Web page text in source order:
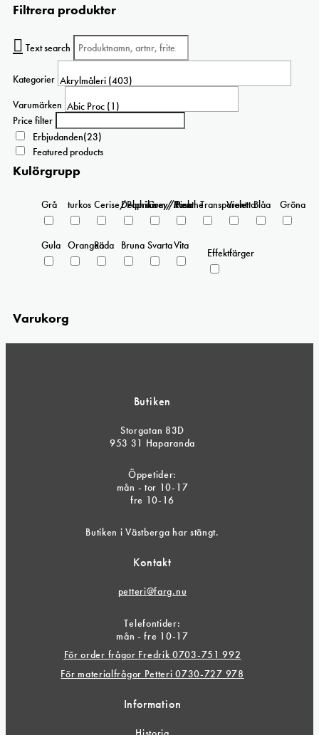
har
varianter.
De
alternativen
väljas
på
produktsidan
Filtrera produkter
Text search
Kategorier
Varumärken
Price filter
Erbjudanden(23)
Featured products
Kulörgrupp
Grå turkos Cerise/Paprika
Delphinium/Menthe
Grey/Pink
Rosa Transparent
ViolettaBlåa Gröna
Gula OrangeaRöda Bruna SvartaVita
Effektfärger
Varukorg
Butiken
Storgatan 83D
953 31 Haparanda
Öppetider:
mån - tor 10-17
fre 10-16
Butiken i Västberga har stängt.
Kontakt
petteri@farg.nu
Telefontider:
mån - fre 10-17
För order frågor Fredrik 0703-751 992
För materialfrågor Petteri 0730-727 978
Information